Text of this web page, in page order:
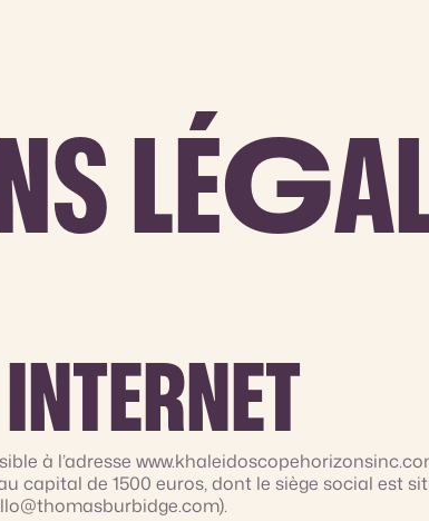
LÉG
à l’adresse
capital de 1500 euros, dont le siège social est